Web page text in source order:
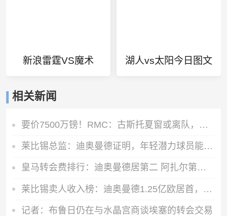
新浪雷霆VS魔术 湖人vs太阳今日图文
相关新闻
要价7500万镑！RMC：古斯托夏窗或离队，曼城不愿满足切尔西要价
莱比锡总监：迪奥曼德证明，年轻潜力球员能在我们这得到巨大提升
皇马转会费排行：迪奥曼德居第二 阿扎尔第三 C罗第五 齐达内第七
莱比锡卖人收入榜：迪奥曼德1.25亿欧居首，舍什科索博奥尔莫在列
记者：布鲁日仍在与水晶宫商谈埃塞的转会交易